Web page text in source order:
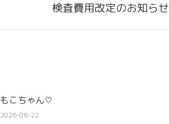
検査費用改定のお知らせ
もこちゃん♡
2026-06-22